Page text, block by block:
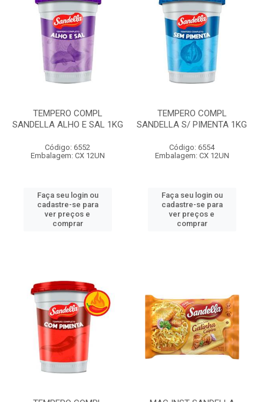
TEMPERO COMPL
SANDELLA ALHO E SAL 1KG
Código: 6552
Embalagem: CX 12UN
Faça seu login ou
cadastre-se para
ver preços e
comprar
TEMPERO COMPL
SANDELLA S/ PIMENTA 1KG
Código: 6554
Embalagem: CX 12UN
Faça seu login ou
cadastre-se para
ver preços e
comprar